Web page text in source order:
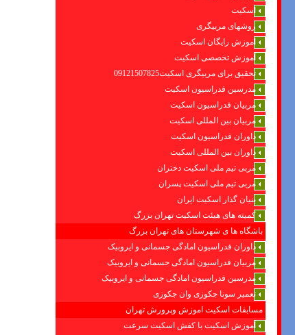
اسکیت
روشهای مربیگری
اموزش رایگان اسکیت
آموزش تخصصی اسکیت
تحقیق برای مربیگری اسکیت09121507825
مدرسین فدراسیون اسکیت
مربیان فدراسیون اسکیت
مربیان بین المللی اسکیت
داوران فدراسیون اسکیت
داوران بین المللی اسکیت
مربی تیم ملی اسکیت دختران
مربی تیم ملی اسکیت پسران
بنیان گذار اسکیت ایران
کمیته های هیئت اسکیت تهران بزرگ
باشگاه ها ی شهرستان های تهران بزرگ
داوران فدراسیون امادگی جسمانی و ایروبیک
مربیان فدراسیون امادگی جسمانی و ایروبیک
مدرسین فدراسیون امادگی جسمانی و ایروبیک
تعمیر سونا جکوزی وان جکوزی
مسابقات اسکیت اموزش وپرورش تهران
آموزش اسکیت با کفش اسکیت سرعت